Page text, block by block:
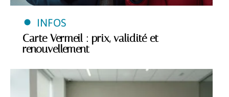
INFOS
Carte Vermeil : prix, validité et
renouvellement